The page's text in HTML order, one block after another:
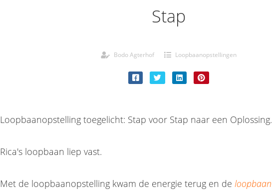
Stap
Bodo Agterhof Loopbaanopstellingen
Loopbaanopstelling toegelicht: Stap voor Stap naar een Oplossing.
Rica's loopbaan liep vast.
Met de loopbaanopstelling kwam de energie terug en de loopbaan